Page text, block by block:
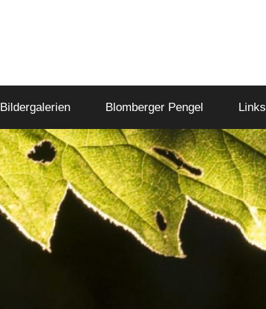
Bildergalerien Blomberger Pengel Links